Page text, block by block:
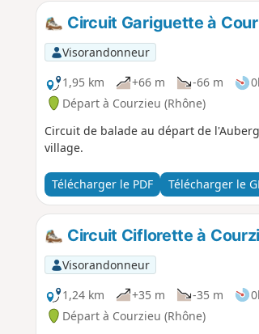
Circuit Gariguette à
Visorandonneur
1,95 km
+66 m -66 m
Départ à Courzieu (Rhône)
Circuit de balade au départ de
village.
Télécharger le PDF Télécharger le
Circuit Ciflorette à
Visorandonneur
1,24 km
+35 m -35 m
Départ à Courzieu (Rhône)